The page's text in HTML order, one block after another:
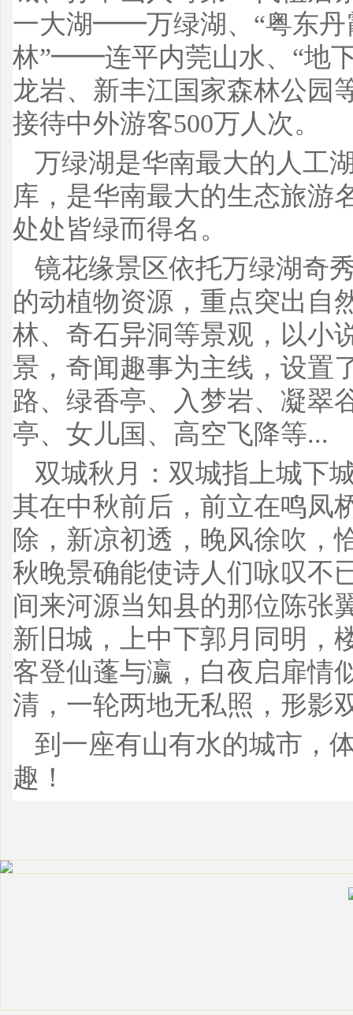
一大湖━━万绿湖、“粤东丹
林”━━连平内莞山水、“地
龙岩、新丰江国家森林公园
接待中外游客500万人次。
万绿湖是华南最大的人工
库，是华南最大的生态旅游
处处皆绿而得名。
镜花缘景区依托万绿湖奇
的动植物资源，重点突出自
林、奇石异洞等景观，以小
景，奇闻趣事为主线，设置
路、绿香亭、入梦岩、凝翠
亭、女儿国、高空飞降等...
双城秋月：双城指上城下
其在中秋前后，前立在鸣凤
除，新凉初透，晚风徐吹，
秋晚景确能使诗人们咏叹不
间来河源当知县的那位陈张
新旧城，上中下郭月同明，
客登仙蓬与瀛，白夜启扉情
清，一轮两地无私照，形影
到一座有山有水的城市，
趣！